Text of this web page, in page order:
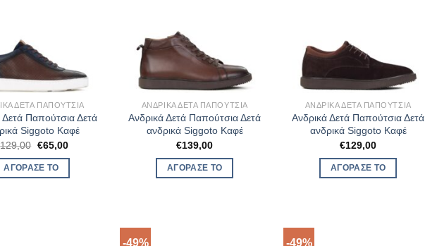
ΔΕΤΆ ΠΑΠΟΎΤΣΙΑ
Δετά Παπούτσια Δετά
Siggoto Καφέ
129,00 Original
was:
€129,00.
€65,00Η
ΑΓΌΡΑΣΈ ΤΟ
ΑΝΔΡΙΚΆ ΔΕΤΆ ΠΑΠΟΎΤΣΙΑ
Ανδρικά Δετά Παπούτσια Δετά
ανδρικά Siggoto Καφέ
€139,00
ΑΓΌΡΑΣΈ ΤΟ
ΑΝΔΡΙΚΆ ΔΕΤΆ ΠΑΠΟΎΤΣΙΑ
Ανδρικά Δετά Παπούτσια Δετά
ανδρικά Siggoto Καφέ
€129,00
ΑΓΌΡΑΣΈ ΤΟ
-49% -49%